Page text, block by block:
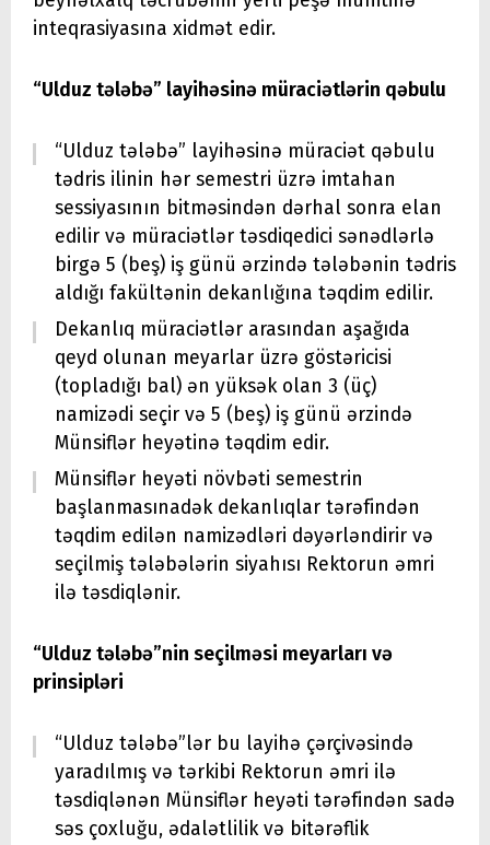
inteqrasiyasına xidmət edir.
“Ulduz tələbə” layihəsinə müraciətlərin qəbulu
“Ulduz tələbə” layihəsinə müraciət qəbulu
tədris ilinin hər semestri üzrə imtahan
sessiyasının bitməsindən dərhal sonra elan
edilir və müraciətlər təsdiqedici sənədlərlə
birgə 5 (beş) iş günü ərzində tələbənin tədris
aldığı fakültənin dekanlığına təqdim edilir.
Dekanlıq müraciətlər arasından aşağıda
qeyd olunan meyarlar üzrə göstəricisi
(topladığı bal) ən yüksək olan 3 (üç)
namizədi seçir və 5 (beş) iş günü ərzində
Münsiflər heyətinə təqdim edir.
Münsiflər heyəti növbəti semestrin
başlanmasınadək dekanlıqlar tərəfindən
təqdim edilən namizədləri dəyərləndirir və
seçilmiş tələbələrin siyahısı Rektorun əmri
ilə təsdiqlənir.
“Ulduz tələbə”nin seçilməsi meyarları və
prinsipləri
“Ulduz tələbə”lər bu layihə çərçivəsində
yaradılmış və tərkibi Rektorun əmri ilə
təsdiqlənən Münsiflər heyəti tərəfindən sadə
səs çoxluğu, ədalətlilik və bitərəflik